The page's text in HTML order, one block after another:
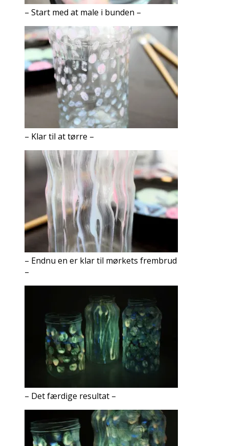
– Start med at male i bunden –
– Klar til at tørre –
– Endnu en er klar til mørkets frembrud
–
– Det færdige resultat –